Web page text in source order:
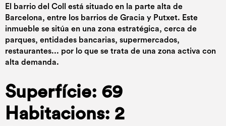
El barrio del Coll está situado en la parte alta de
Barcelona, entre los barrios de Gracia y Putxet. Este
inmueble se sitúa en una zona estratégica, cerca de
parques, entidades bancarias, supermercados,
restaurantes... por lo que se trata de una zona activa con
alta demanda.
Superfície: 69
Habitacions: 2